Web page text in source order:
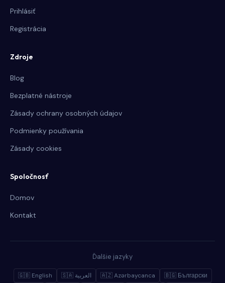
Prihlásiť
Registrácia
Zdroje
Blog
Bezplatné nástroje
Zásady ochrany osobných údajov
Podmienky používania
Zásady cookies
Spoločnosť
Domov
Kontakt
Ďalšie jazyky
🇬🇧 English 🇸🇦 العربية 🇦🇿 Azərbaycanca 🇧🇬 Български